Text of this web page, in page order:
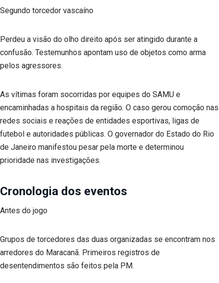
Segundo torcedor vascaíno
Perdeu a visão do olho direito após ser atingido durante a
confusão. Testemunhos apontam uso de objetos como arma
pelos agressores.
As vítimas foram socorridas por equipes do SAMU e
encaminhadas a hospitais da região. O caso gerou comoção nas
redes sociais e reações de entidades esportivas, ligas de
futebol e autoridades públicas. O governador do Estado do Rio
de Janeiro manifestou pesar pela morte e determinou
prioridade nas investigações.
Cronologia dos eventos
Antes do jogo
Grupos de torcedores das duas organizadas se encontram nos
arredores do Maracanã. Primeiros registros de
desentendimentos são feitos pela PM.